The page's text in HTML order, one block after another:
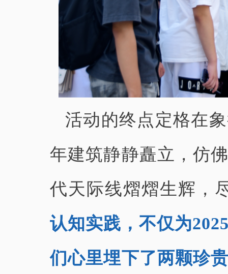
活动的终点定格在
年建筑静静矗立，仿
代天际线熠熠生辉，
认知实践，不仅为
们心里埋下了两颗珍